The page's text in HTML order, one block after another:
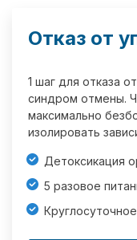
Отказ от
1 шаг для отказа
синдром отмены.
максимально
изолировать
Детоксикация
5 разовое